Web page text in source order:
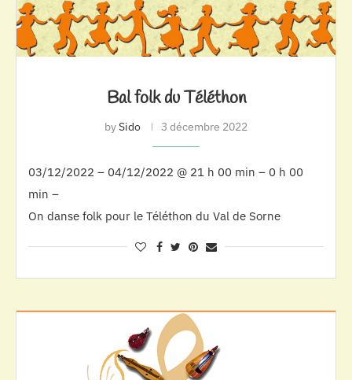
Bal folk du Téléthon
bySido 3 décembre 2022
03/12/2022 – 04/12/2022 @ 21 h 00 min – 0 h 00
min –
On danse folk pour le Téléthon du Val de Sorne